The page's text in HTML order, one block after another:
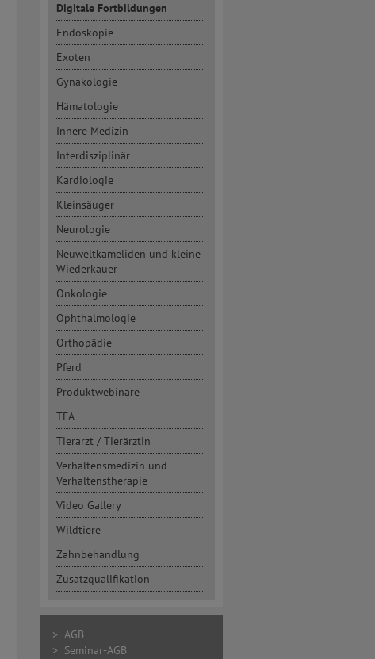
Digitale Fortbildungen
Endoskopie
Exoten
Gynäkologie
Hämatologie
Innere Medizin
Interdisziplinär
Kardiologie
Kleinsäuger
Neurologie
Neuweltkameliden und kleine
Wiederkäuer
Onkologie
Ophthalmologie
Orthopädie
Pferd
Produktwebinare
TFA
Tierarzt / Tierärztin
Verhaltensmedizin und
Verhaltenstherapie
Video Gallery
Wildtiere
Zahnbehandlung
Zusatzqualifikation
> AGB
> Seminar-AGB